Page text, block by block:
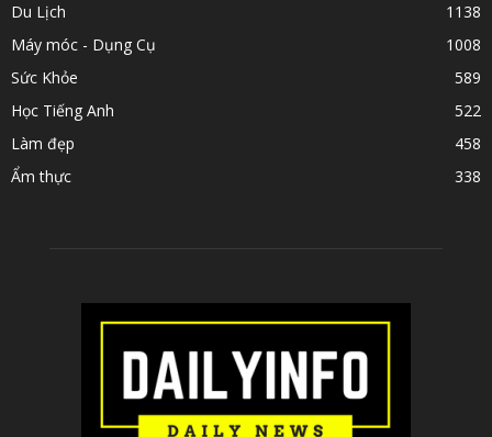
Du Lịch
1138
Máy móc - Dụng Cụ
1008
Sức Khỏe
589
Học Tiếng Anh
522
Làm đẹp
458
Ẩm thực
338